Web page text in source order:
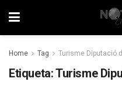
Home Tag Turisme Diputació
Etiqueta:Turisme